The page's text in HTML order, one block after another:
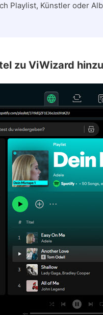
Playlist, Künstler oder
zu ViWizard